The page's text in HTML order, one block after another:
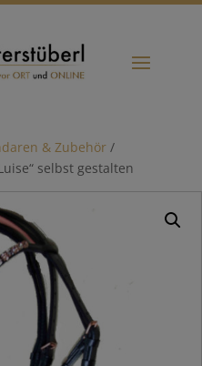
& Zubehör /
selbst gestalten